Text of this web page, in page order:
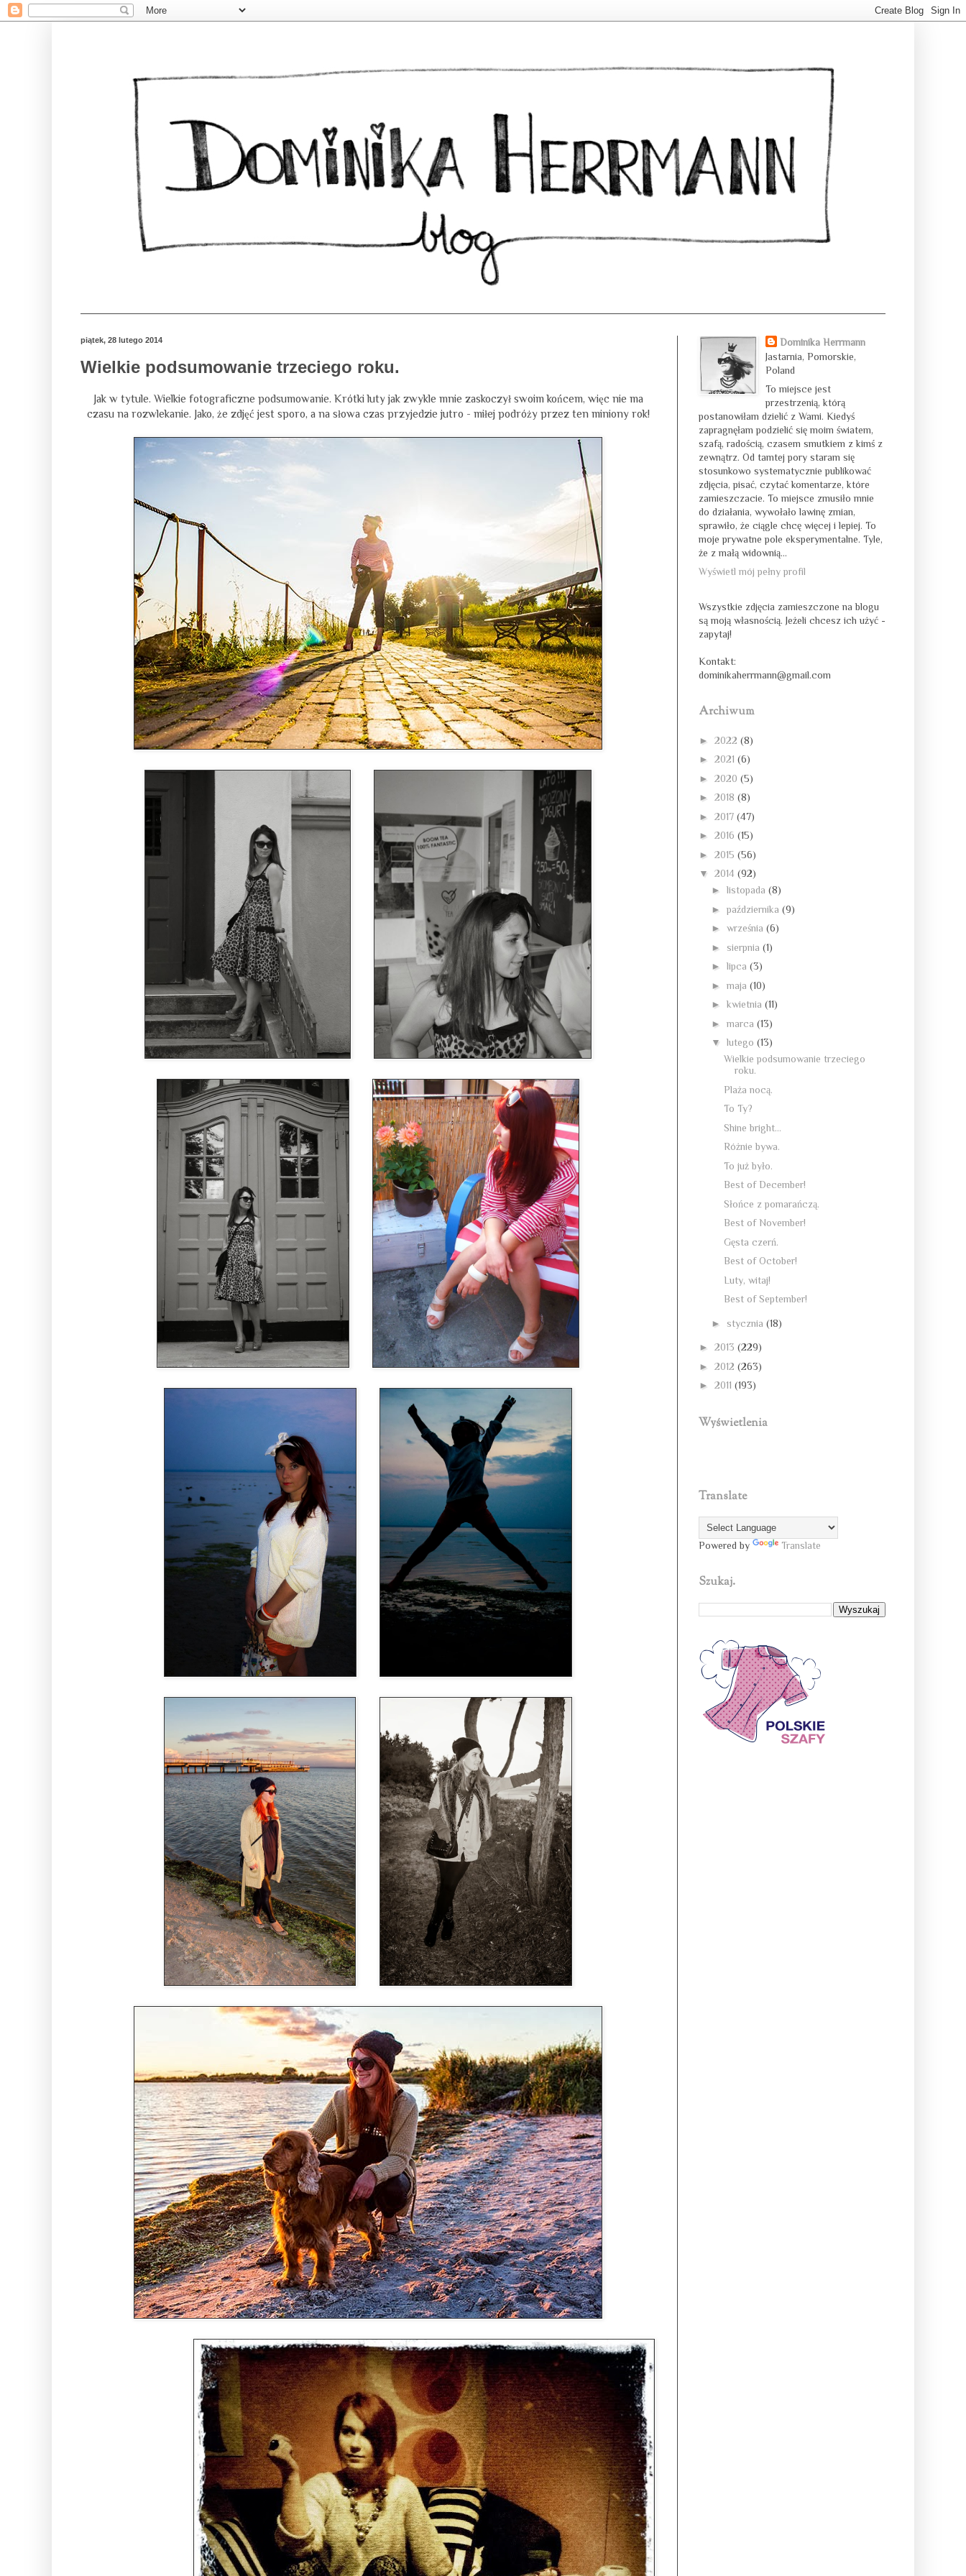
piątek, 28 lutego 2014
Wielkie podsumowanie trzeciego roku.
Jak w tytule. Wielkie fotograficzne podsumowanie. Krótki luty jak zwykle mnie zaskoczył swoim końcem, więc nie ma
czasu na rozwlekanie. Jako, że zdjęć jest sporo, a na słowa czas przyjedzie jutro - miłej podróży przez ten miniony rok!
Dominika Herrmann
Jastarnia, Pomorskie,
Poland
To miejsce jest
przestrzenią, którą
postanowiłam dzielić z Wami. Kiedyś
zapragnęłam podzielić się moim światem,
szafą, radością, czasem smutkiem z kimś z
zewnątrz. Od tamtej pory staram się
stosunkowo systematycznie publikować
zdjęcia, pisać, czytać komentarze, które
zamieszczacie. To miejsce zmusiło mnie
do działania, wywołało lawinę zmian,
sprawiło, że ciągle chcę więcej i lepiej. To
moje prywatne pole eksperymentalne. Tyle,
że z małą widownią...
Wyświetl mój pełny profil
Wszystkie zdjęcia zamieszczone na blogu
są moją własnością. Jeżeli chcesz ich użyć -
zapytaj!
Kontakt:
dominikaherrmann@gmail.com
Archiwum
► 2022 (8)
► 2021 (6)
► 2020 (5)
► 2018 (8)
► 2017 (47)
► 2016 (15)
► 2015 (56)
▼ 2014 (92)
► listopada (8)
► października (9)
► września (6)
► sierpnia (1)
► lipca (3)
► maja (10)
► kwietnia (11)
► marca (13)
▼ lutego (13)
Wielkie podsumowanie trzeciego
roku.
Plaża nocą.
To Ty?
Shine bright...
Różnie bywa.
To już było.
Best of December!
Słońce z pomarańczą.
Best of November!
Gęsta czerń.
Best of October!
Luty, witaj!
Best of September!
► stycznia (18)
► 2013 (229)
► 2012 (263)
► 2011 (193)
Wyświetlenia
Translate
Powered by Translate
Szukaj.